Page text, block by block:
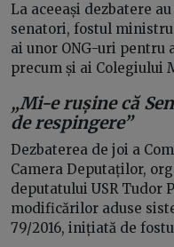
La aceeași dezbatere
senatori, fostul
ai unor ONG-uri
precum și ai Colegiului
„Mi-e rușine că
de respingere”
Dezbaterea de joi a
Camera Deputaților,
deputatului USR Tudor
modificărilor aduse
79/2016, inițiată de